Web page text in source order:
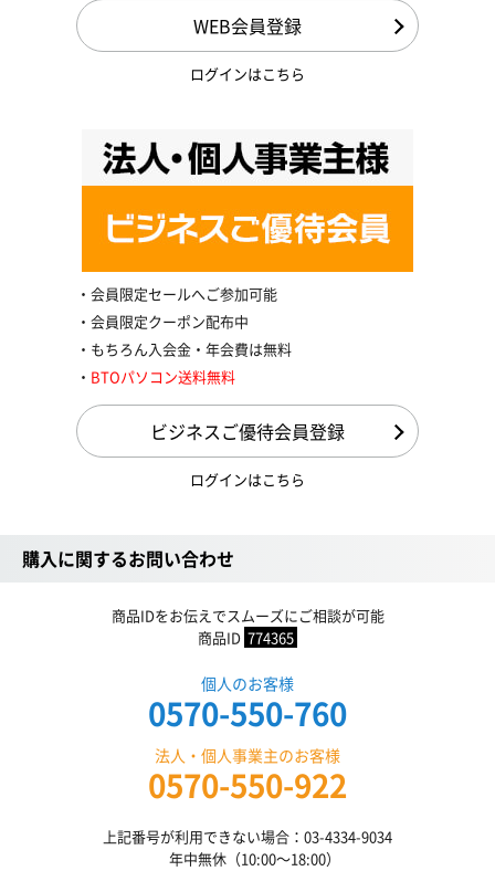
WEB会員登録
ログインはこちら
会員限定セールへご参加可能
会員限定クーポン配布中
もちろん入会金・年会費は無料
BTOパソコン送料無料
ビジネスご優待会員登録
ログインはこちら
購入に関するお問い合わせ
商品IDをお伝えでスムーズにご相談が可能
商品ID 774365
個人のお客様
0570-550-760
法人・個人事業主のお客様
0570-550-922
上記番号が利用できない場合：03-4334-9034
年中無休（10:00〜18:00）